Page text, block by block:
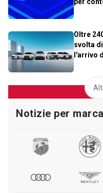
Oltre
svolta
l'arrivo
Notizie per marca